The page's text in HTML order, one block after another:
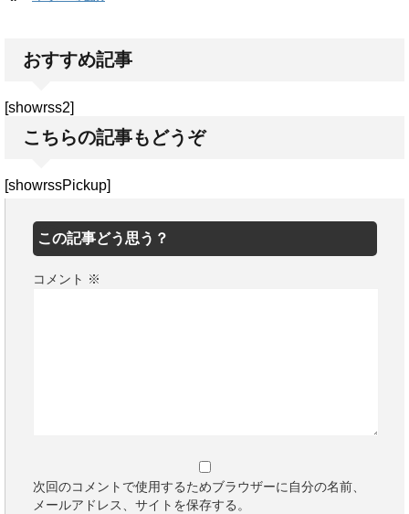
おすすめ記事
[showrss2]
こちらの記事もどうぞ
[showrssPickup]
この記事どう思う？
コメント ※
次回のコメントで使用するためブラウザーに自分の名前、
メールアドレス、サイトを保存する。